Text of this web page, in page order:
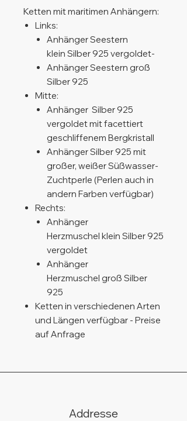
Ketten mit maritimen Anhängern:
Links:
Anhänger Seestern
klein Silber 925 vergoldet-
Anhänger Seestern groß
Silber 925
Mitte:
Anhänger Silber 925
vergoldet mit facettiert
geschliffenem Bergkristall
Anhänger Silber 925 mit
großer, weißer Süßwasser-
Zuchtperle (Perlen auch in
andern Farben verfügbar)
Rechts:
Anhänger
Herzmuschel klein Silber 925
vergoldet
Anhänger
Herzmuschel groß Silber
925
Ketten in verschiedenen Arten
und Längen verfügbar - Preise
auf Anfrage
Addresse